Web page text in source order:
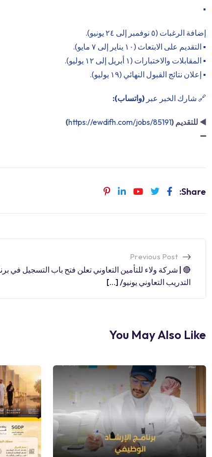
▪️
إضافة الرغبات (٥ نوفمبر إلى ٢٤ يونيو).
▪️ التقديم على الابتعاث (١٠ يناير إلى ٧ مايو).
▪️ المقابلات والاختبارات (١ أبريل إلى ١٢ يوليو).
▪️ إعلان نتائج القبول النهائي (١٩ يوليو).
🔗 شارك الخبر عبر (واتساب):
◀️ للتقديم (https://ewdifh.com/jobs/85191
)
➖
Share:
Previous Post
🔴 | شركة ولاء للتأمين التعاوني تعلن فتح باب التسجيل في
التدريب التعاوني يونيو/ […]
You May Also Like